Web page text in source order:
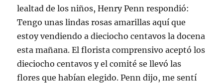
lealtad de los niños, Henry Penn respondió:
Tengo unas lindas rosas amarillas aquí que
estoy vendiendo a dieciocho centavos la docena
esta mañana. El florista comprensivo aceptó los
dieciocho centavos y el comité se llevó las
flores que habían elegido. Penn dijo, me sentí